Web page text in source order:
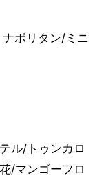
ポリタン/ミニ
ル/トゥンカロ
/マンゴーフロ